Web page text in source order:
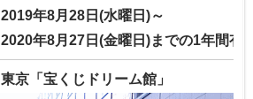
2019年8月28日(水曜日)～
2020年8月27日(金曜日)までの1年間有
東京「宝くじドリーム館」